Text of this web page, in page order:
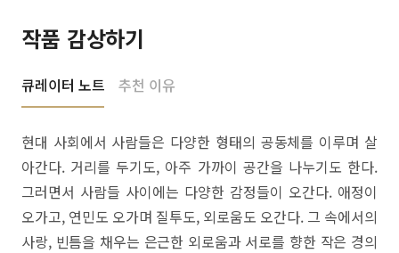
작품 감상하기
큐레이터 노트 추천 이유
현대 사회에서 사람들은 다양한 형태의 공동체를 이루며 살
아간다. 거리를 두기도, 아주 가까이 공간을 나누기도 한다.
그러면서 사람들 사이에는 다양한 감정들이 오간다. 애정이
오가고, 연민도 오가며 질투도, 외로움도 오간다. 그 속에서의
사랑, 빈틈을 채우는 은근한 외로움과 서로를 향한 작은 경의